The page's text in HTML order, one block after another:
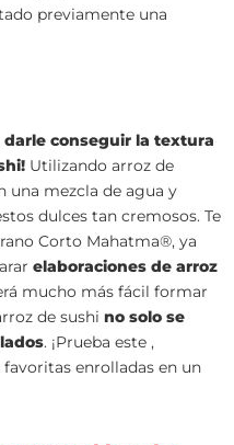
previamente una
darle conseguir la textura
Utilizando arroz de
una mezcla de agua y
dulces tan cremosos. Te
Corto Mahatma®, ya
elaboraciones de arroz
mucho más fácil formar
de sushino solo se
. ¡Prueba este ,
enrolladas en un